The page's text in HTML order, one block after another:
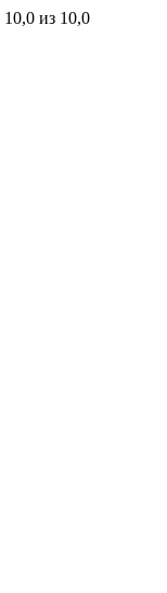
10,0 из 10,0